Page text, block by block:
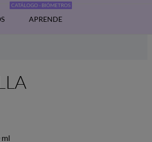
APRENDE
CATÁLOGO - BIÓMETROS
ml